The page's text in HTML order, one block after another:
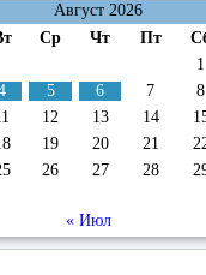
Август 2026
Ср Чт Пт
1
5 6 7 8
12 13 14
19 20 21
26 27 28
« Июл